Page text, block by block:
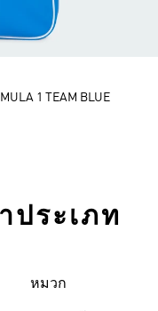
1 TEAM BLUE
ประเภท
หมวก